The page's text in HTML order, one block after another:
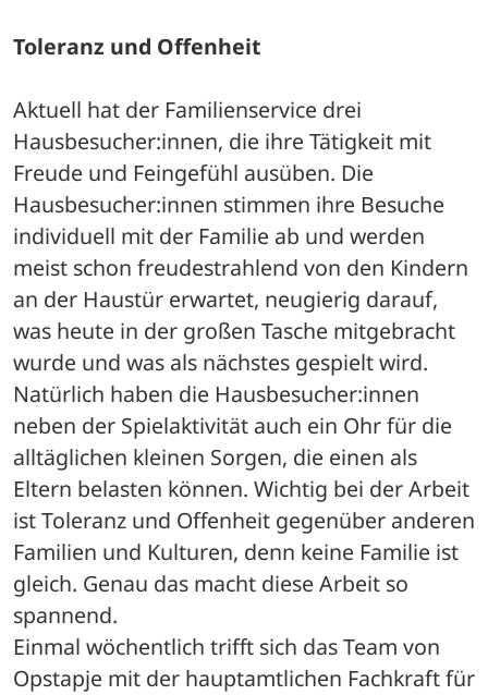
Toleranz und Offenheit
Aktuell hat der Familienservice drei
Hausbesucher:innen, die ihre Tätigkeit mit
Freude und Feingefühl ausüben. Die
Hausbesucher:innen stimmen ihre Besuche
individuell mit der Familie ab und werden
meist schon freudestrahlend von den Kindern
an der Haustür erwartet, neugierig darauf,
was heute in der großen Tasche mitgebracht
wurde und was als nächstes gespielt wird.
Natürlich haben die Hausbesucher:innen
neben der Spielaktivität auch ein Ohr für die
alltäglichen kleinen Sorgen, die einen als
Eltern belasten können. Wichtig bei der Arbeit
ist Toleranz und Offenheit gegenüber anderen
Familien und Kulturen, denn keine Familie ist
gleich. Genau das macht diese Arbeit so
spannend.
Einmal wöchentlich trifft sich das Team von
Opstapje mit der hauptamtlichen Fachkraft für